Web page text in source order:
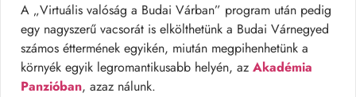
A „Virtuális valóság a Budai Várban” program után pedig
egy nagyszerű vacsorát is elkölthetünk a Budai Várnegyed
számos éttermének egyikén, miután megpihenhetünk a
környék egyik legromantikusabb helyén, az Akadémia
Panzióban, azaz nálunk.